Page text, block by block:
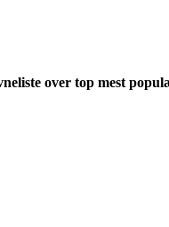
over top mest